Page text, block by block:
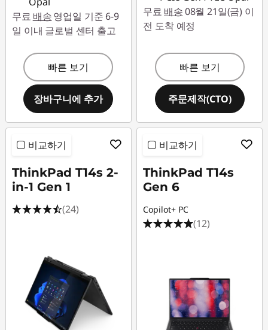
T
무료 배송영업일 기준 6-9
일 이내 글로벌 센터 출고
빠른 보기
장바구니에 추가
무료 배송08월 21일(금) 이
전 도착 예정
빠른 보기
주문제작(CTO)
비교하기
ThinkPad T14s 2-
in-1 Gen 1
(24)
비교하기
ThinkPad T14s
Gen 6
Copilot+ PC
(12)